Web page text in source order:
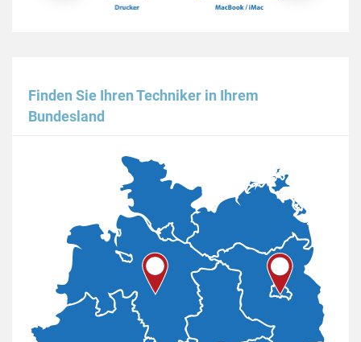
Finden Sie Ihren Techniker in Ihrem
Bundesland